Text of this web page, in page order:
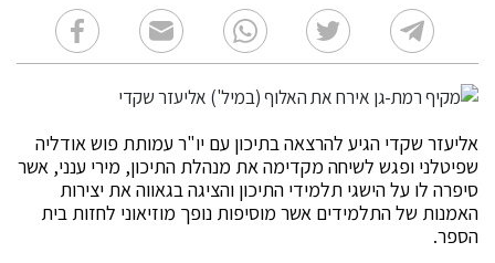
אליעזר שקדי הגיע להרצאה בתיכון עם יו"ר עמותת פוש אודליה
שפיטלני ופגש לשיחה מקדימה את מנהלת התיכון, מירי ענני, אשר
סיפרה לו על הישגי תלמידי התיכון והציגה בגאווה את יצירות
האמנות של התלמידים אשר מוסיפות נופך מוזיאוני לחזות בית
הספר.